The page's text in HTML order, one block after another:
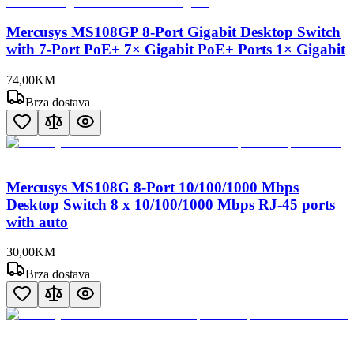
Mercusys MS108GP 8-Port Gigabit Desktop Switch
with 7-Port PoE+ 7× Gigabit PoE+ Ports 1× Gigabit
74,00KM
Brza dostava
Mercusys MS108G 8-Port 10/100/1000 Mbps
Desktop Switch 8 x 10/100/1000 Mbps RJ-45 ports
with auto
30,00KM
Brza dostava